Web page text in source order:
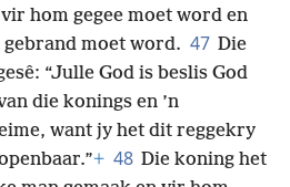
hom gegee moet word en
moet word. 47 Die
“Julle God is beslis God
die konings en ’n
want jy het dit reggekry
+ 48 Die koning het